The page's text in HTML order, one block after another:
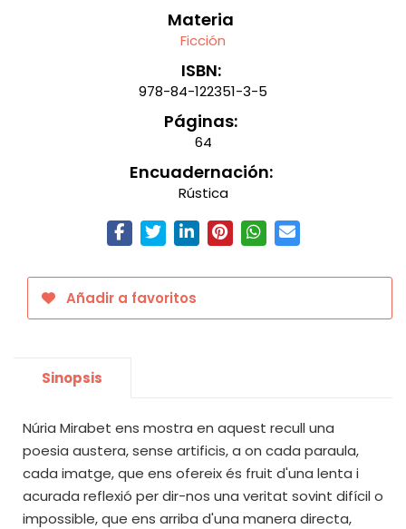
Materia
Ficción
ISBN:
978-84-122351-3-5
Páginas:
64
Encuadernación:
Rústica
Añadir a favoritos
Sinopsis
Núria Mirabet ens mostra en aquest recull una
poesia austera, sense artificis, a on cada paraula,
cada imatge, que ens ofereix és fruit d'una lenta i
acurada reflexió per dir-nos una veritat sovint difícil o
impossible, que ens arriba d'una manera directa,